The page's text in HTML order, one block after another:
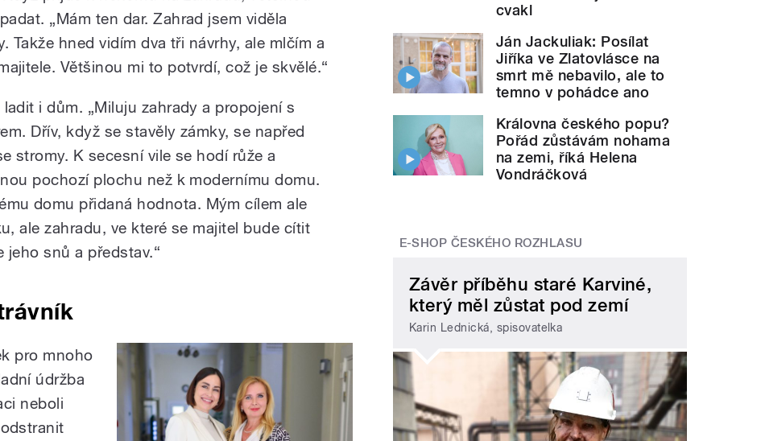
„Mám ten dar. Zahrad jsem viděla
Takže hned vidím dva tři návrhy, ale mlčím a
Většinou mi to potvrdí, což je skvělé.“
i dům. „Miluju zahrady a propojení s
Dřív, když se stavěly zámky, se napřed
stromy. K secesní vile se hodí růže a
pochozí plochu než k modernímu domu.
domu přidaná hodnota. Mým cílem ale
ale zahradu, ve které se majitel bude cítit
jeho snů a představ.“
pro mnoho
údržba
neboli
cvakl
Ján Jackuliak: Posílat
Jiříka ve Zlatovlásce na
smrt mě nebavilo, ale to
temno v pohádce ano
Královna českého popu?
Pořád zůstávám nohama
na zemi, říká Helena
Vondráčková
E-SHOP ČESKÉHO ROZHLASU
Závěr příběhu staré Karviné,
který měl zůstat pod zemí
Karin Lednická, spisovatelka